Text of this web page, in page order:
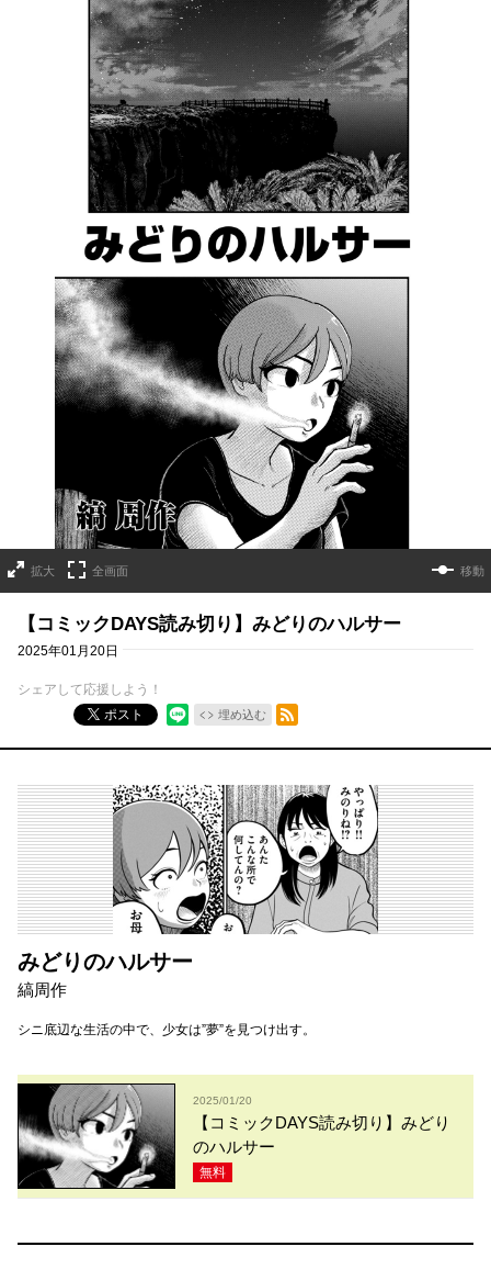
拡大 全画面 移動
【コミックDAYS読み切り】みどりのハルサー
2025年01月20日
シェアして応援しよう！
ポスト
埋め込む
RSSフィード
みどりのハルサー
縞周作
シニ底辺な生活の中で、少女は”夢”を見つけ出す。
2025/01/20
【コミックDAYS読み切り】みどり
のハルサー
無料